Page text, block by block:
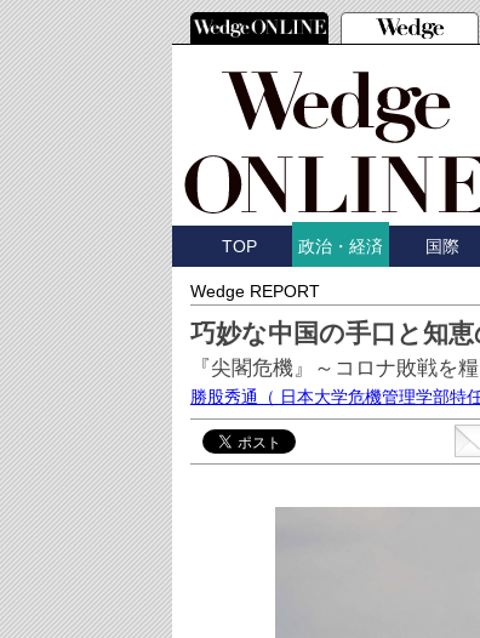
TOP 政治・経済 国際
Wedge REPORT
巧妙な中国の手口と知
『尖閣危機』～コロナ敗戦を
勝股秀通 （ 日本大学危機管理学部特